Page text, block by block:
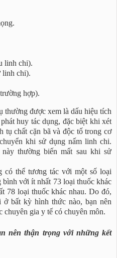
linh chi).
linh chi).
hợp).
thường được xem là dấu hiệu tích
huy tác dụng, đặc biệt khi xét
tụ chất cặn bã và độc tố trong cơ
khi sử dụng nấm linh chi.
thường biến mất sau khi sử
có thể tương tác với một số loại
với ít nhất 73 loại thuốc khác
78 loại thuốc khác nhau. Do đó,
bất kỳ hình thức nào, bạn nên
chuyên gia y tế có chuyên môn.
nên thận trọng với những kết